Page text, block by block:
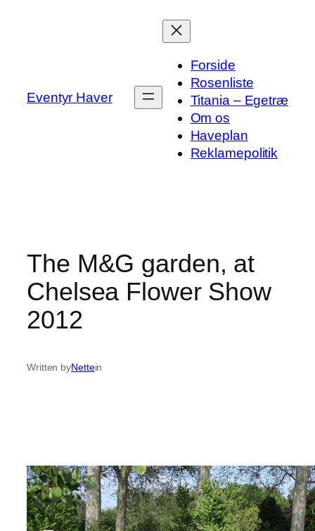
Eventyr Haver
Forside
Rosenliste
Titania – Egetræ
Om os
Haveplan
Reklamepolitik
The M&G garden, at
Chelsea Flower Show
2012
Written byNettein